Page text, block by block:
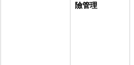
險管理